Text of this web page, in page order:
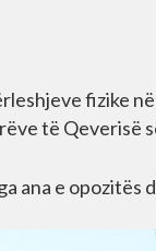
fizike
të Qeverisë
ana e opozitës